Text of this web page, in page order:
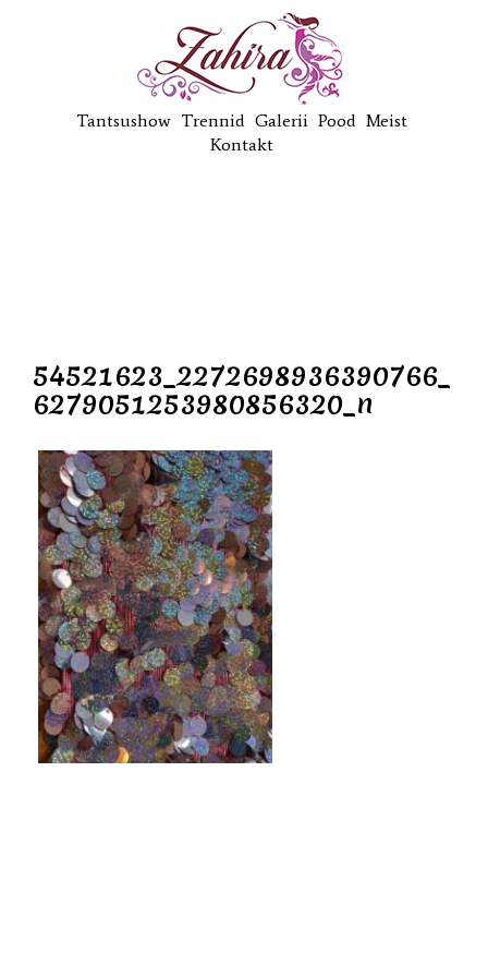
Tantsushow Trennid Galerii Pood Meist
Kontakt
54521623_2272698936390766_
6279051253980856320_n